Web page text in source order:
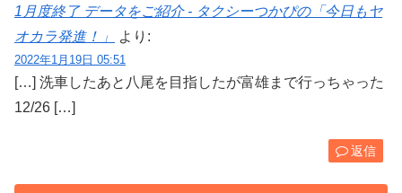
1月度終了 データをご紹介 - タクシーつかぴの「今日もヤ
オカラ発進！」
より:
2022年1月19日 05:51
[…] 洗車したあと八尾を目指したが富雄まで行っちゃった
12/26 […]
返信